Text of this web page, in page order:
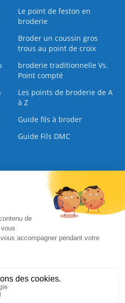
Le point de feston en
broderie
Broder un coussin gros
trous au point de croix
broderie traditionnelle Vs.
Point compté
Les points de broderie de A
à Z
Guide fils à broder
Guide Fils DMC
Nous contacter |
ALL Rights Reserved.